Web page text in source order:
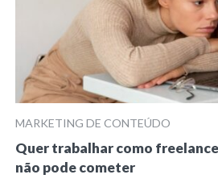
MARKETING DE CONTEÚDO
Quer trabalhar como
não pode cometer